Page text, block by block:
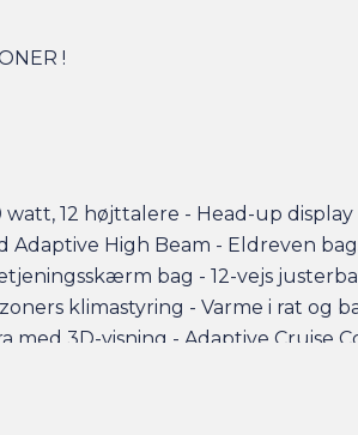
!
12 højttalere - Head-up display
High Beam - Eldreven
bag - 12-vejs
klimastyring - Varme i rat og
med 3D-visning - Adaptive Cruise
(trådløs) - 21" alufælge - o.m.a.